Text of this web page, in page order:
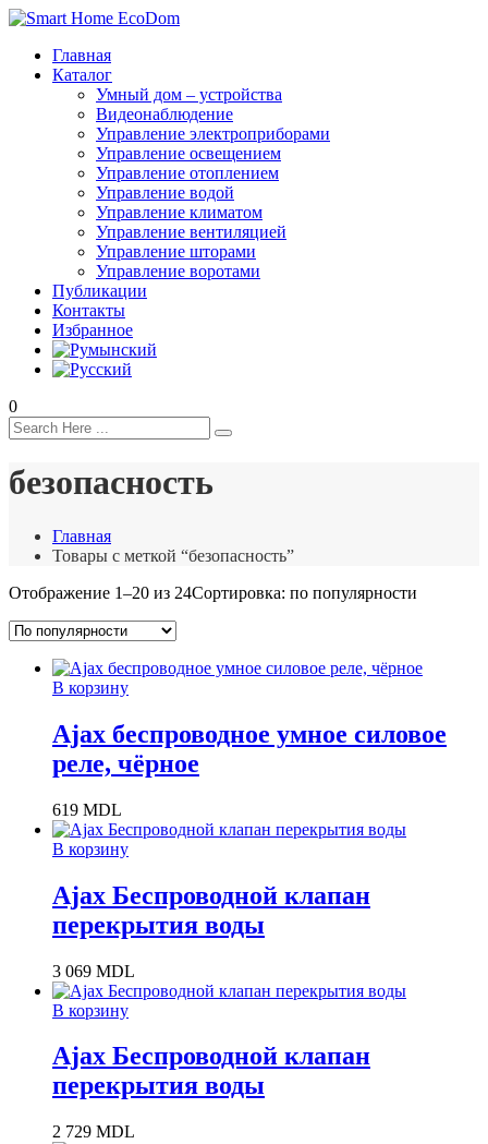
Главная
Каталог
Умный дом – устройства
Видеонаблюдение
Управление электроприборами
Управление освещением
Управление отоплением
Управление водой
Управление климатом
Управление вентиляцией
Управление шторами
Управление воротами
Публикации
Контакты
Избранное
0
безопасность
Главная
Товары с меткой “безопасность”
Отображение 1–20 из 24Сортировка: по популярности
В корзину
Ajax беспроводное умное силовое
реле, чёрное
619 MDL
В корзину
Ajax Беспроводной клапан
перекрытия воды
3 069 MDL
В корзину
Ajax Беспроводной клапан
перекрытия воды
2 729 MDL